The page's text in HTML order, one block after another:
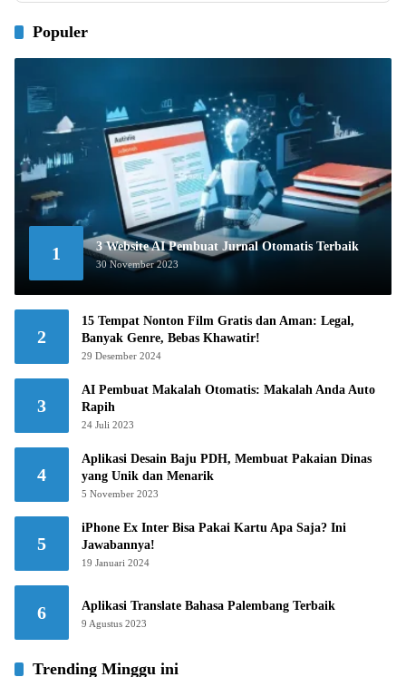
Populer
1 3 Website AI Pembuat Jurnal Otomatis Terbaik
30 November 2023
2
15 Tempat Nonton Film Gratis dan Aman: Legal,
Banyak Genre, Bebas Khawatir!
29 Desember 2024
3
AI Pembuat Makalah Otomatis: Makalah Anda Auto
Rapih
24 Juli 2023
4
Aplikasi Desain Baju PDH, Membuat Pakaian Dinas
yang Unik dan Menarik
5 November 2023
5
iPhone Ex Inter Bisa Pakai Kartu Apa Saja? Ini
Jawabannya!
19 Januari 2024
6 Aplikasi Translate Bahasa Palembang Terbaik
9 Agustus 2023
Trending Minggu ini